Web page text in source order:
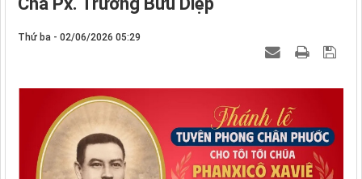
Thứ ba - 02/06/2026 05:29